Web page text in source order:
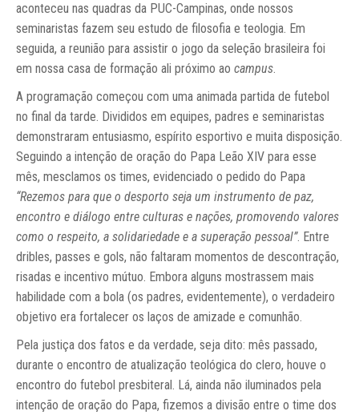
aconteceu nas quadras da PUC-Campinas, onde nossos
seminaristas fazem seu estudo de filosofia e teologia. Em
seguida, a reunião para assistir o jogo da seleção brasileira foi
em nossa casa de formação ali próximo ao campus.
A programação começou com uma animada partida de futebol
no final da tarde. Divididos em equipes, padres e seminaristas
demonstraram entusiasmo, espírito esportivo e muita disposição.
Seguindo a intenção de oração do Papa Leão XIV para esse
mês, mesclamos os times, evidenciado o pedido do Papa
“Rezemos para que o desporto seja um instrumento de paz,
encontro e diálogo entre culturas e nações, promovendo valores
como o respeito, a solidariedade e a superação pessoal”. Entre
dribles, passes e gols, não faltaram momentos de descontração,
risadas e incentivo mútuo. Embora alguns mostrassem mais
habilidade com a bola (os padres, evidentemente), o verdadeiro
objetivo era fortalecer os laços de amizade e comunhão.
Pela justiça dos fatos e da verdade, seja dito: mês passado,
durante o encontro de atualização teológica do clero, houve o
encontro do futebol presbiteral. Lá, ainda não iluminados pela
intenção de oração do Papa, fizemos a divisão entre o time dos